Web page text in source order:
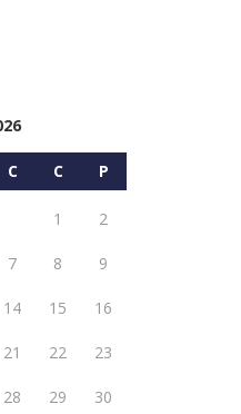
C C P
1 2
7 8 9
14 15 16
21 22 23
28 29 30